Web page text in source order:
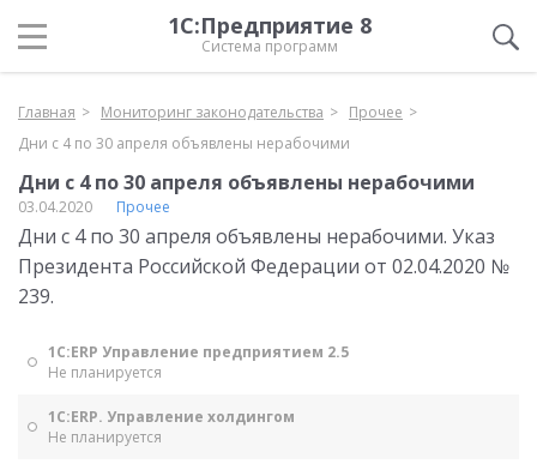
1С:Предприятие 8
Система программ
Главная Мониторинг законодательства
Прочее
Дни с 4 по 30 апреля объявлены нерабочими
Дни с 4 по 30 апреля объявлены нерабочими
03.04.2020 Прочее
Дни с 4 по 30 апреля объявлены нерабочими. Указ
Президента Российской Федерации от 02.04.2020 №
239.
1С:ERP Управление предприятием 2.5
Не планируется
1С:ERP. Управление холдингом
Не планируется